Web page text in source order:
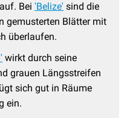
Bei 'Belize' sind die
gemusterten Blätter mit
überlaufen.
wirkt durch seine
grauen Längsstreifen
sich gut in Räume
ein.